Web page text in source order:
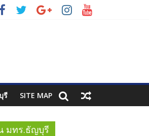
รี SITE MAP
มทร.ธัญบุรี